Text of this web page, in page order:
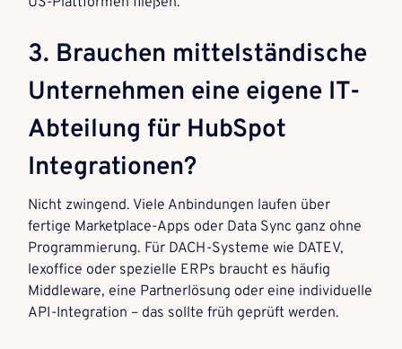
3. Brauchen mittelständische
Unternehmen eine eigene IT-
Abteilung für HubSpot
Integrationen?
Nicht zwingend. Viele Anbindungen laufen über
fertige Marketplace-Apps oder Data Sync ganz ohne
Programmierung. Für DACH-Systeme wie DATEV,
lexoffice oder spezielle ERPs braucht es häufig
Middleware, eine Partnerlösung oder eine individuelle
API-Integration – das sollte früh geprüft werden.